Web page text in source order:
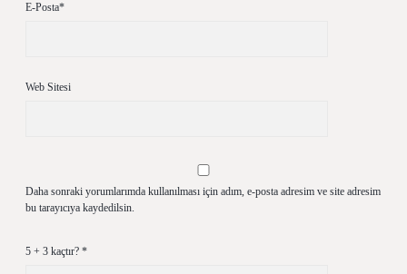
E-Posta*
Web Sitesi
Daha sonraki yorumlarımda kullanılması için adım, e-posta adresim ve site adresim
bu tarayıcıya kaydedilsin.
5 + 3 kaçtır? *